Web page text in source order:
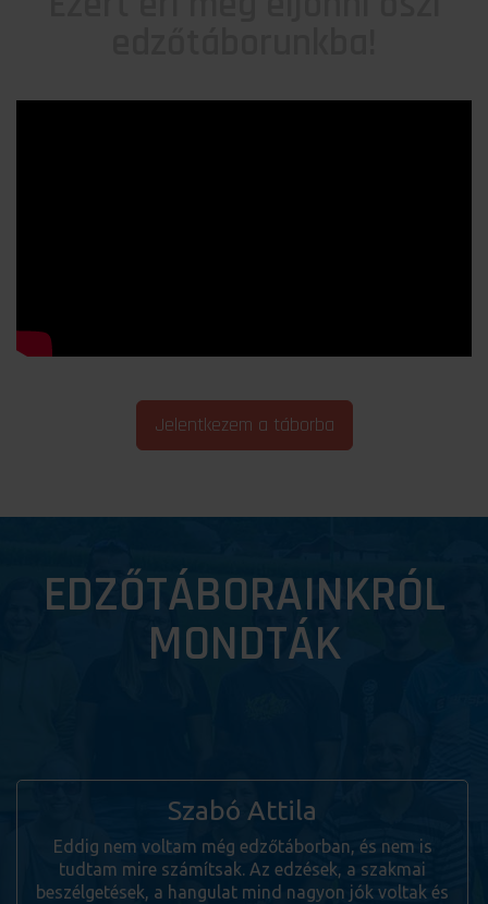
Jelentkezem a táborba
EDZŐTÁBORAINKRÓL
MONDTÁK
Halmi István
A jó hangulatot emeltem ki, de a szakmai est is
nagyon tetszett. Fontosnak tartom, hogy többet
tudjunk meg a háttérről, az edzők munkájáról, mit
miért csinálunk. A helyszín természetesen csodálatos